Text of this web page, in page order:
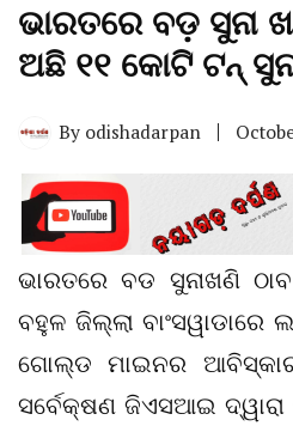
ଭାରତରେ ବଡ଼ ସୁନା
ଅଛି ୧୧ କୋଟି ଟନ୍
By odishadarpan
ଭାରତରେ ବଡ ସୁନାଖଣି
ବହୁଳ ଜିଲ୍ଲା ବାଂସୱାଡାରେ
ଗୋଲ୍ଡ ମାଇନର
ସର୍ବେକ୍ଷଣ ଜିଏସଆଇ